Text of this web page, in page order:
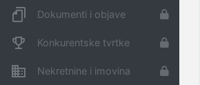
Dokumenti i objave
Konkurentske tvrtke
Nekretnine i imovina